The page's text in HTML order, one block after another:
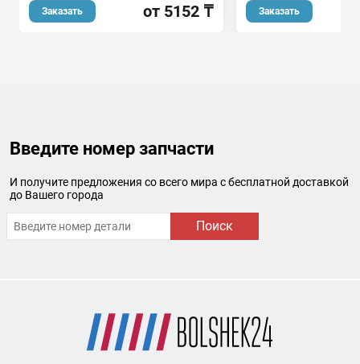
Заказать от 5152 ₸ Заказать
Введите номер запчасти
И получите предложения со всего мира с бесплатной доставкой
до Вашего города
Поиск